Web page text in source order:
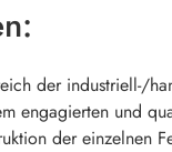
der industriell-/
engagierten und
der einzelnen